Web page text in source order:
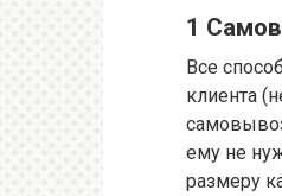
1
Все
клиента
ему не
размеру